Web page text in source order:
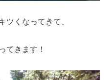
ツくなってきて、
てきます！